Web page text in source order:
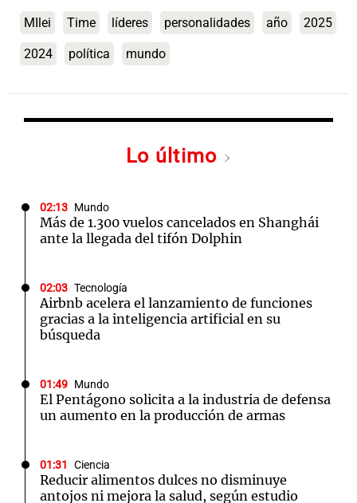
MIlei Time líderes personalidades año 2025
2024 política mundo
Lo último
02:13 Mundo
Más de 1.300 vuelos cancelados en Shanghái
ante la llegada del tifón Dolphin
02:03 Tecnología
Airbnb acelera el lanzamiento de funciones
gracias a la inteligencia artificial en su
búsqueda
01:49 Mundo
El Pentágono solicita a la industria de defensa
un aumento en la producción de armas
01:31 Ciencia
Reducir alimentos dulces no disminuye
antojos ni mejora la salud, según estudio